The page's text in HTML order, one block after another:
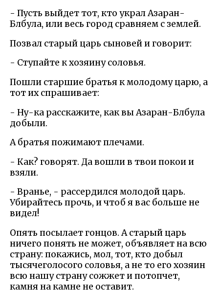
- Пусть выйдет тот, кто украл Азаран-
Блбула, или весь город сравняем с землей.
Позвал старый царь сыновей и говорит:
- Ступайте к хозяину соловья.
Пошли старшие братья к молодому царю, а
тот их спрашивает:
- Ну-ка расскажите, как вы Азаран-Блбула
добыли.
А братья пожимают плечами.
- Как? говорят. Да вошли в твои покои и
взяли.
- Вранье, - рассердился молодой царь.
Убирайтесь прочь, и чтоб я вас больше не
видел!
Опять посылает гонцов. А старый царь
ничего понять не может, объявляет на всю
страну: покажись, мол, тот, кто добыл
тысячеголосого соловья, а не то его хозяин
всю нашу страну сожжет и потопчет,
камня на камне не оставит.